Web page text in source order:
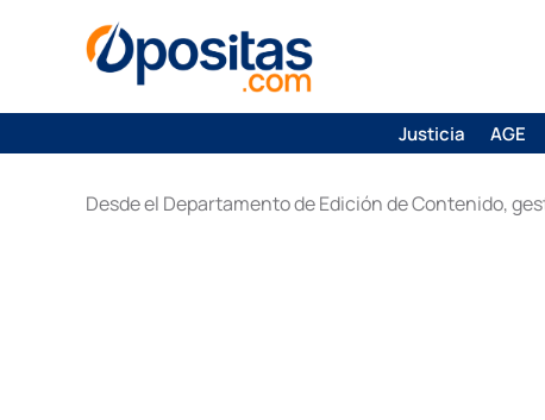
Justicia AGE
Desde el Departamento de Edición de Contenido,